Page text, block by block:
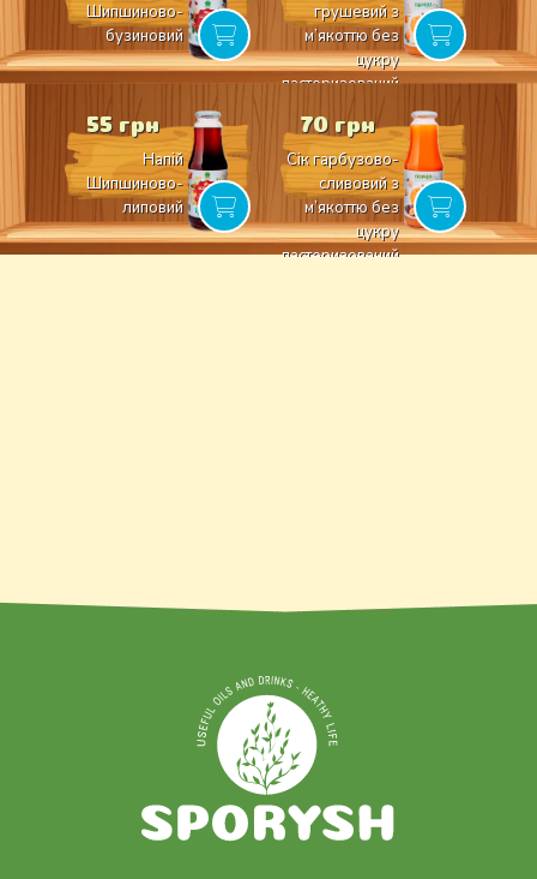
Шипшиново-
бузиновий
грушевий з
м’якоттю без
цукру
пастеризований
55 грн
Напій
Шипшиново-
липовий
70 грн
Сік гарбузово-
сливовий з
м’якоттю без
цукру
пастеризований